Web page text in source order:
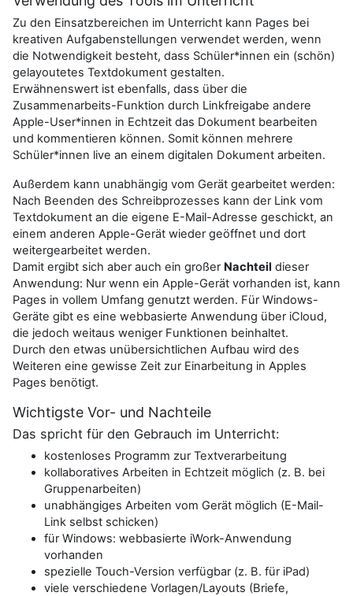
Zu den Einsatzbereichen im Unterricht kann Pages bei
kreativen Aufgabenstellungen verwendet werden, wenn
die Notwendigkeit besteht, dass Schüler*innen ein (schön)
gelayoutetes Textdokument gestalten.
Erwähnenswert ist ebenfalls, dass über die
Zusammenarbeits-Funktion durch Linkfreigabe andere
Apple-User*innen in Echtzeit das Dokument bearbeiten
und kommentieren können. Somit können mehrere
Schüler*innen live an einem digitalen Dokument arbeiten.
Außerdem kann unabhängig vom Gerät gearbeitet werden:
Nach Beenden des Schreibprozesses kann der Link vom
Textdokument an die eigene E-Mail-Adresse geschickt, an
einem anderen Apple-Gerät wieder geöffnet und dort
weitergearbeitet werden.
Damit ergibt sich aber auch ein großer Nachteil dieser
Anwendung: Nur wenn ein Apple-Gerät vorhanden ist, kann
Pages in vollem Umfang genutzt werden. Für Windows-
Geräte gibt es eine webbasierte Anwendung über iCloud,
die jedoch weitaus weniger Funktionen beinhaltet.
Durch den etwas unübersichtlichen Aufbau wird des
Weiteren eine gewisse Zeit zur Einarbeitung in Apples
Pages benötigt.
Wichtigste Vor- und Nachteile
Das spricht für den Gebrauch im Unterricht:
kostenloses Programm zur Textverarbeitung
kollaboratives Arbeiten in Echtzeit möglich (z. B. bei
Gruppenarbeiten)
unabhängiges Arbeiten vom Gerät möglich (E-Mail-
Link selbst schicken)
für Windows: webbasierte iWork-Anwendung
vorhanden
spezielle Touch-Version verfügbar (z. B. für iPad)
viele verschiedene Vorlagen/Layouts (Briefe,